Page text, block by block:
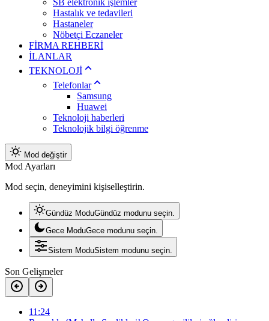
SB elektronik işlemler
Hastalık ve tedavileri
Hastaneler
Nöbetçi Eczaneler
FİRMA REHBERİ
İLANLAR
TEKNOLOJİ
Telefonlar
Samsung
Huawei
Teknoloji haberleri
Teknolojik bilgi öğrenme
Mod değiştir
Mod Ayarları
Mod seçin, deneyimini kişiselleştirin.
Gündüz ModuGündüz modunu seçin.
Gece ModuGece modunu seçin.
Sistem ModuSistem modunu seçin.
Son Gelişmeler
11:24